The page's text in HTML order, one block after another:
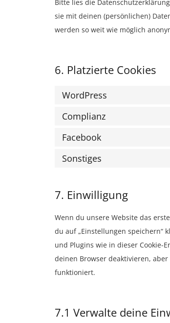
Bitte lies die
sie mit deinen (persönlichen)
werden so weit wie möglich
6. Platzierte Cookies
WordPress
Complianz
Facebook
Sonstiges
7. Einwilligung
Wenn du unsere Website das
du auf „Einstellungen speichern“
und Plugins wie in dieser Cookie-
deinen Browser deaktivieren,
funktioniert.
7.1 Verwalte deine